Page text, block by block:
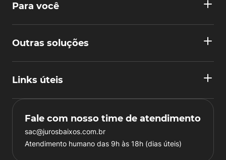
Para você
Outras soluções
Links úteis
Fale com nosso time de atendimento
sac@jurosbaixos.com.br
Atendimento humano das 9h às 18h (dias úteis)